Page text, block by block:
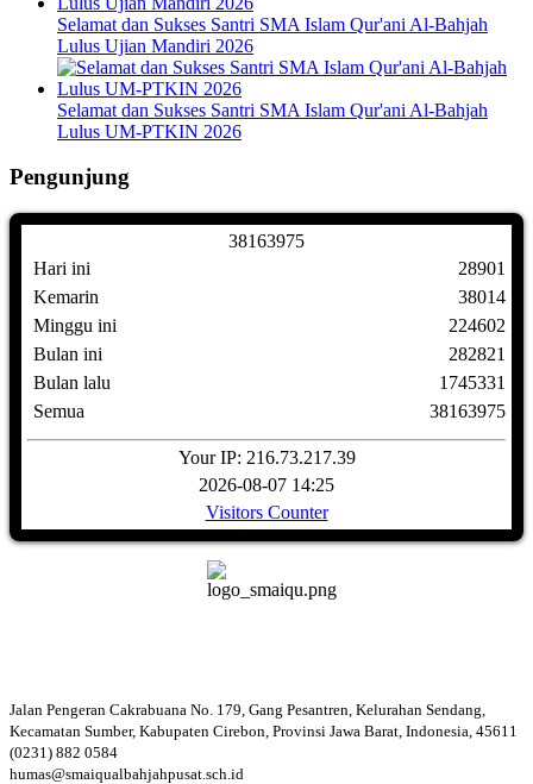
Selamat dan Sukses Santri SMA Islam Qur'ani Al-Bahjah
Lulus Ujian Mandiri 2026
Selamat dan Sukses Santri SMA Islam Qur'ani Al-Bahjah
Lulus UM-PTKIN 2026
Pengunjung
38163975
Hari ini
Kemarin
Minggu ini
Bulan ini
Bulan lalu
Semua
28901
38014
224602
282821
1745331
38163975
Your IP: 216.73.217.39
2026-08-07 14:25
Visitors Counter
Jalan Pengeran Cakrabuana No. 179, Gang Pesantren, Kelurahan Sendang,
Kecamatan Sumber, Kabupaten Cirebon, Provinsi Jawa Barat, Indonesia, 45611
(0231) 882 0584
humas@smaiqualbahjahpusat.sch.id